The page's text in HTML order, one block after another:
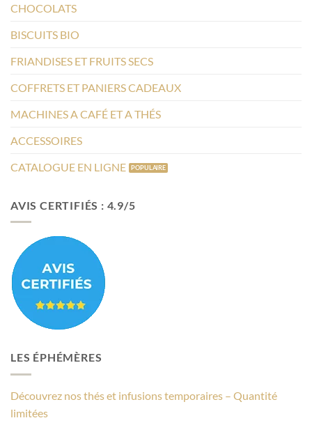
CHOCOLATS
BISCUITS BIO
FRIANDISES ET FRUITS SECS
COFFRETS ET PANIERS CADEAUX
MACHINES A CAFÉ ET A THÉS
ACCESSOIRES
CATALOGUE EN LIGNE
AVIS CERTIFIÉS : 4.9/5
LES ÉPHÉMÈRES
Découvrez nos thés et infusions temporaires – Quantité
limitées